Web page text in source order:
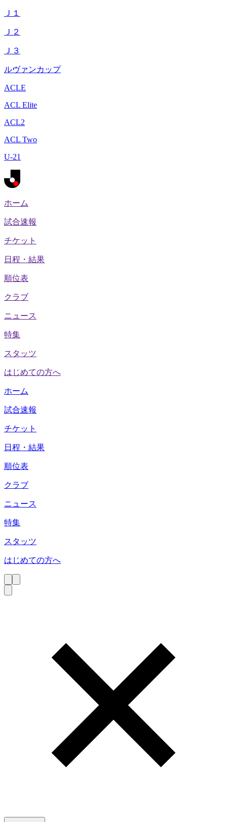
Ｊ１
Ｊ２
Ｊ３
ルヴァンカップ
ACLE
ACL Elite
ACL2
ACL Two
U-21
ホーム
試合速報
チケット
日程・結果
順位表
クラブ
ニュース
特集
スタッツ
はじめての方へ
ホーム
試合速報
チケット
日程・結果
順位表
クラブ
ニュース
特集
スタッツ
はじめての方へ